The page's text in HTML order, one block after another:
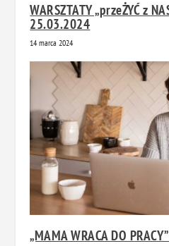
WARSZTATY „przeŻYĆ z
25.03.2024
14 marca 2024
„MAMA WRACA DO